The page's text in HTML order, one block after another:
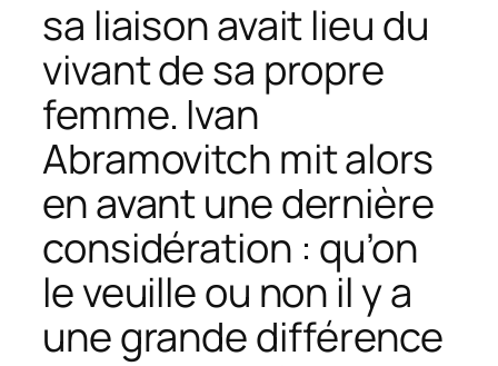
sa liaison avait lieu du
vivant de sa propre
femme. Ivan
Abramovitch mit alors
en avant une dernière
considération : qu’on
le veuille ou non il y a
une grande différence